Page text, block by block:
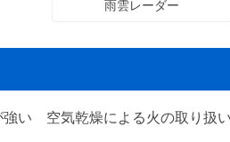
雨雲レーダー
強い 空気乾燥による火の取り扱